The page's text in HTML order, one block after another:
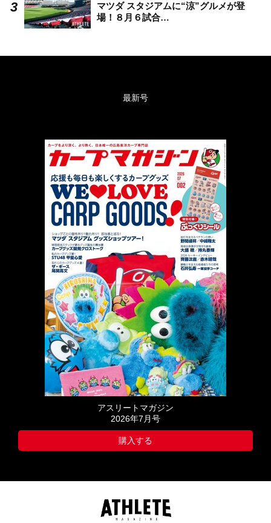
マツダ スタジアムに“涼”グルメが登
場！８月６試合…
最新号
アスリートマガジン
2026年7月号
購入する